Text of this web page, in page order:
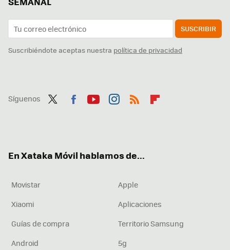
SUSCRIBIR
Suscribiéndote aceptas nuestra política de privacidad
Síguenos
En Xataka Móvil hablamos de...
Movistar
Apple
Xiaomi
Aplicaciones
Guías de compra
Territorio Samsung
Android
5g